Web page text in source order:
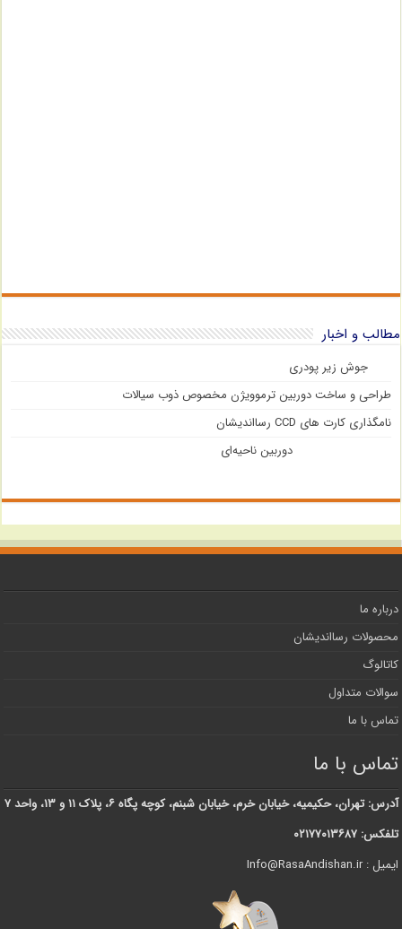
مطالب و اخبار
جوش زیر پودری
طراحی و ساخت دوربین ترموویژن مخصوص ذوب سیالات
نامگذاری کارت های CCD رسااندیشان
دوربین ناحیه‌ای
درباره ما
محصولات رسااندیشان
کاتالوگ
سوالات متداول
تماس با ما
تماس با ما
آدرس: تهران، حکیمیه، خیابان خرم، خیابان شبنم، کوچه پگاه ۶، پلاک ۱۱ و ۱۳، واحد ۷
تلفکس: ۰۲۱۷۷۰۱۳۶۸۷
ایمیل : Info@RasaAndishan.ir